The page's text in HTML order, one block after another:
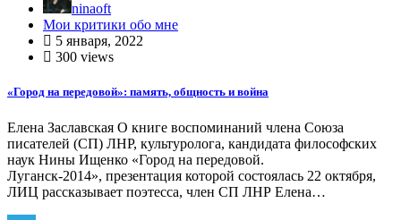
ninaoft
Мои критики обо мне
5 января, 2022
300 views
«Город на передовой»: память, общность и война
Елена Заславская О книге воспоминаний члена Союза
писателей (СП) ЛНР, культуролога, кандидата философских
наук Нины Ищенко «Город на передовой.
Луганск-2014», презентация которой состоялась 22 октября,
ЛИЦ рассказывает поэтесса, член СП ЛНР Елена…